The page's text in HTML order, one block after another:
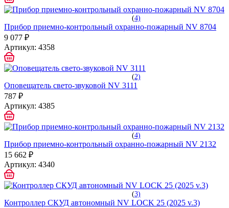
(4)
Прибор приемно-контрольный охранно-пожарный NV 8704
9 077 ₽
Артикул: 4358
(2)
Оповещатель свето-звуковой NV 3111
787 ₽
Артикул: 4385
(4)
Прибор приемно-контрольный охранно-пожарный NV 2132
15 662 ₽
Артикул: 4340
(3)
Контроллер СКУД автономный NV LOCK 25 (2025 v.3)